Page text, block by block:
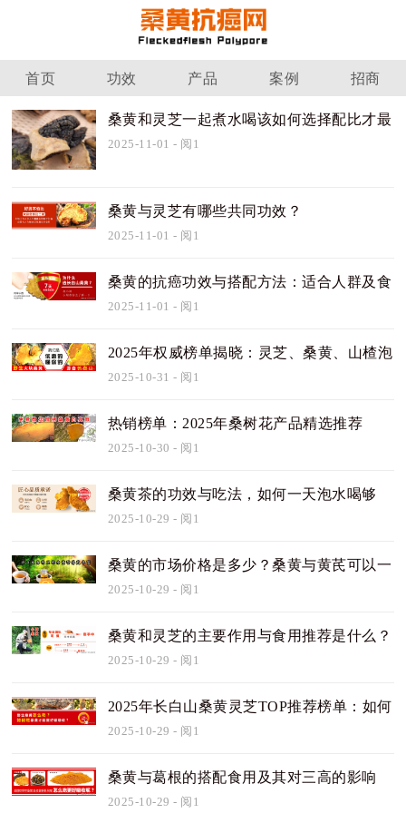
首页 功效 产品 案例 招商
桑黄和灵芝一起煮水喝该如何选择配比才最
有效
2025-11-01 - 阅1
桑黄与灵芝有哪些共同功效？
2025-11-01 - 阅1
桑黄的抗癌功效与搭配方法：适合人群及食
用禁
2025-11-01 - 阅1
2025年权威榜单揭晓：灵芝、桑黄、山楂泡
茶的最
2025-10-31 - 阅1
热销榜单：2025年桑树花产品精选推荐
2025-10-30 - 阅1
桑黄茶的功效与吃法，如何一天泡水喝够
量？
2025-10-29 - 阅1
桑黄的市场价格是多少？桑黄与黄芪可以一
起泡
2025-10-29 - 阅1
桑黄和灵芝的主要作用与食用推荐是什么？
2025-10-29 - 阅1
2025年长白山桑黄灵芝TOP推荐榜单：如何
选择最值
2025-10-29 - 阅1
桑黄与葛根的搭配食用及其对三高的影响
2025-10-29 - 阅1